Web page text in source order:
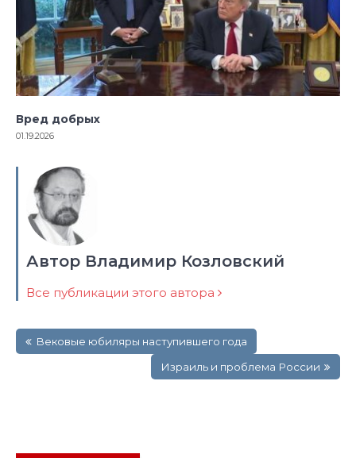
Вред добрых
01.19.2026
Автор Владимир Козловский
Все публикации этого автора
по Вековые юбиляры наступившего года
Израиль и проблема России